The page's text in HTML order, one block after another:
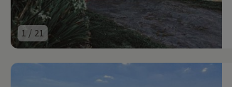
1 / 21